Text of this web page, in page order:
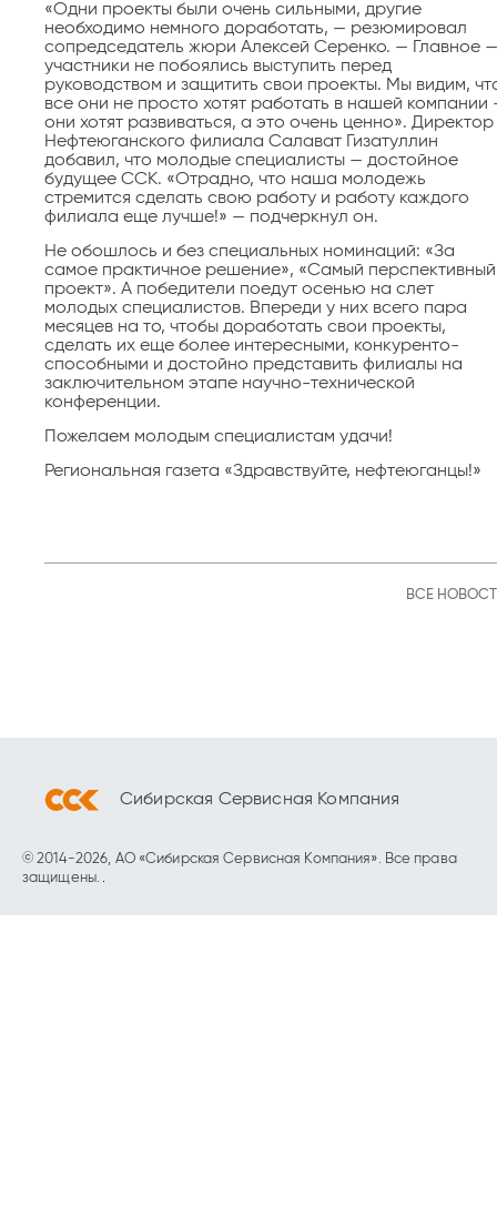
«Одни проекты были очень сильными, другие
необходимо немного доработать, — резюмировал
сопредседатель жюри Алексей Серенко. — Главное —
участники не побоялись выступить перед
руководством и защитить свои проекты. Мы видим,
все они не просто хотят работать в нашей компании
они хотят развиваться, а это очень ценно». Директор
Нефтеюганского филиала Салават Гизатуллин
добавил, что молодые специалисты — достойное
будущее ССК. «Отрадно, что наша молодежь
стремится сделать свою работу и работу каждого
филиала еще лучше!» — подчеркнул он.
Не обошлось и без специальных номинаций: «За
самое практичное решение», «Самый перспективный
проект». А победители поедут осенью на слет
молодых специалистов. Впереди у них всего пара
месяцев на то, чтобы доработать свои проекты,
сделать их еще более интересными, конкуренто­
способными и достойно представить филиалы на
заключительном этапе научно-технической
конференции.
Пожелаем молодым специалистам удачи!
Региональная газета «Здравствуйте, нефтеюганцы!»
ВСЕ
Сибирская Сервисная Компания
© 2014-2026, АО «Сибирская Сервисная Компания». Все права
защищены.